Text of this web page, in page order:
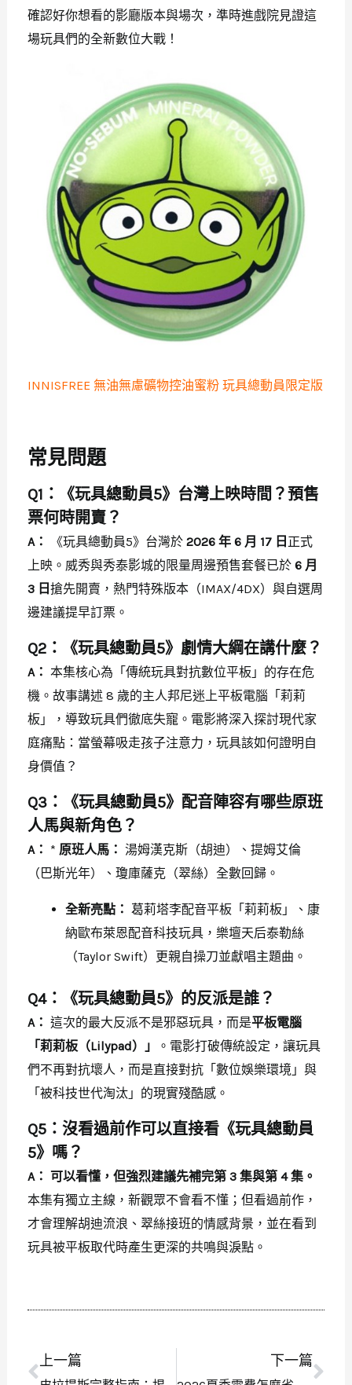
確認好你想看的影廳版本與場次，準時進戲院見證這
場玩具們的全新數位大戰！
INNISFREE 無油無慮礦物控油蜜粉 玩具總動員限定版
常見問題
Q1：《玩具總動員5》台灣上映時間？預售
票何時開賣？
A： 《玩具總動員5》台灣於 2026 年 6 月 17 日 正式
上映。威秀與秀泰影城的限量周邊預售套餐已於 6 月
3 日 搶先開賣，熱門特殊版本（IMAX/4DX）與自選周
邊建議提早訂票。
Q2：《玩具總動員5》劇情大綱在講什麼？
A： 本集核心為「傳統玩具對抗數位平板」的存在危
機。故事講述 8 歲的主人邦尼迷上平板電腦「莉莉
板」，導致玩具們徹底失寵。電影將深入探討現代家
庭痛點：當螢幕吸走孩子注意力，玩具該如何證明自
身價值？
Q3：《玩具總動員5》配音陣容有哪些原班
人馬與新角色？
A： * 原班人馬： 湯姆漢克斯（胡迪）、提姆艾倫
（巴斯光年）、瓊庫薩克（翠絲）全數回歸。
全新亮點： 葛莉塔李配音平板「莉莉板」、康
納歐布萊恩配音科技玩具，樂壇天后泰勒絲
（Taylor Swift）更親自操刀並獻唱主題曲。
Q4：《玩具總動員5》的反派是誰？
A： 這次的最大反派不是邪惡玩具，而是平板電腦
「莉莉板（Lilypad）」
。電影打破傳統設定，讓玩具
們不再對抗壞人，而是直接對抗「數位娛樂環境」與
「被科技世代淘汰」的現實殘酷感。
Q5：沒看過前作可以直接看《玩具總動員
5》嗎？
A： 可以看懂，但強烈建議先補完第 3 集與第 4 集。
本集有獨立主線，新觀眾不會看不懂；但看過前作，
才會理解胡迪流浪、翠絲接班的情感背景，並在看到
玩具被平板取代時產生更深的共鳴與淚點。
上一頁
上一篇 下一篇下